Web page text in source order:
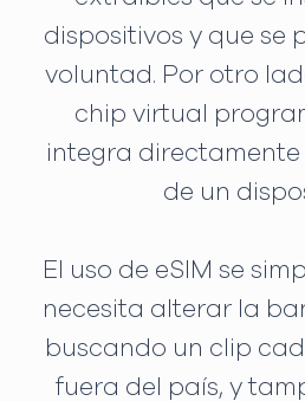
dispositivos y que se
voluntad. Por otro
chip virtual
integra directamente
de un
El uso de eSIM se
necesita alterar la
buscando un clip
fuera del país, y